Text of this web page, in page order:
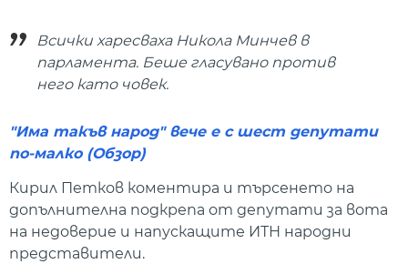
Всички харесваха Никола Минчев в
парламента. Беше гласувано против
него като човек.
"Има такъв народ" вече е с шест депутати
по-малко (Обзор)
Кирил Петков коментира и търсенето на
допълнителна подкрепа от депутати за вота
на недоверие и напускащите ИТН народни
представители.